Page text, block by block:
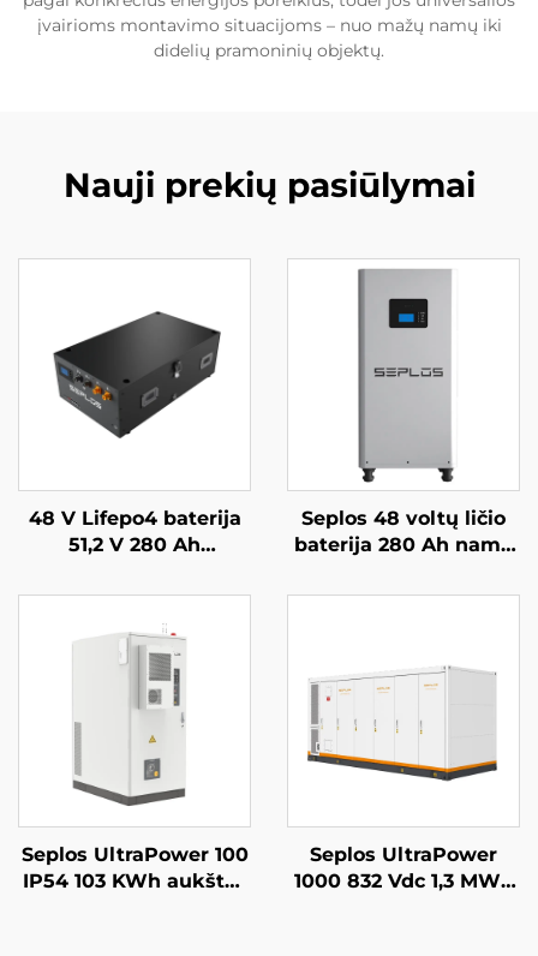
įvairioms montavimo situacijoms – nuo mažų namų iki
didelių pramoninių objektų.
Nauji prekių pasiūlymai
48 V Lifepo4 baterija
51,2 V 280 Ah
atsarginės baterijos
sistema 14 kWh saulės
energijos Seplos
baterija
Seplos 48 voltų ličio
baterija 280 Ah namų
sistemos 51,2 V 14
Seplos UltraPower 100
IP54 103 KWh aukštos
Seplos UltraPower
1000 832 Vdc 1,3 MWh